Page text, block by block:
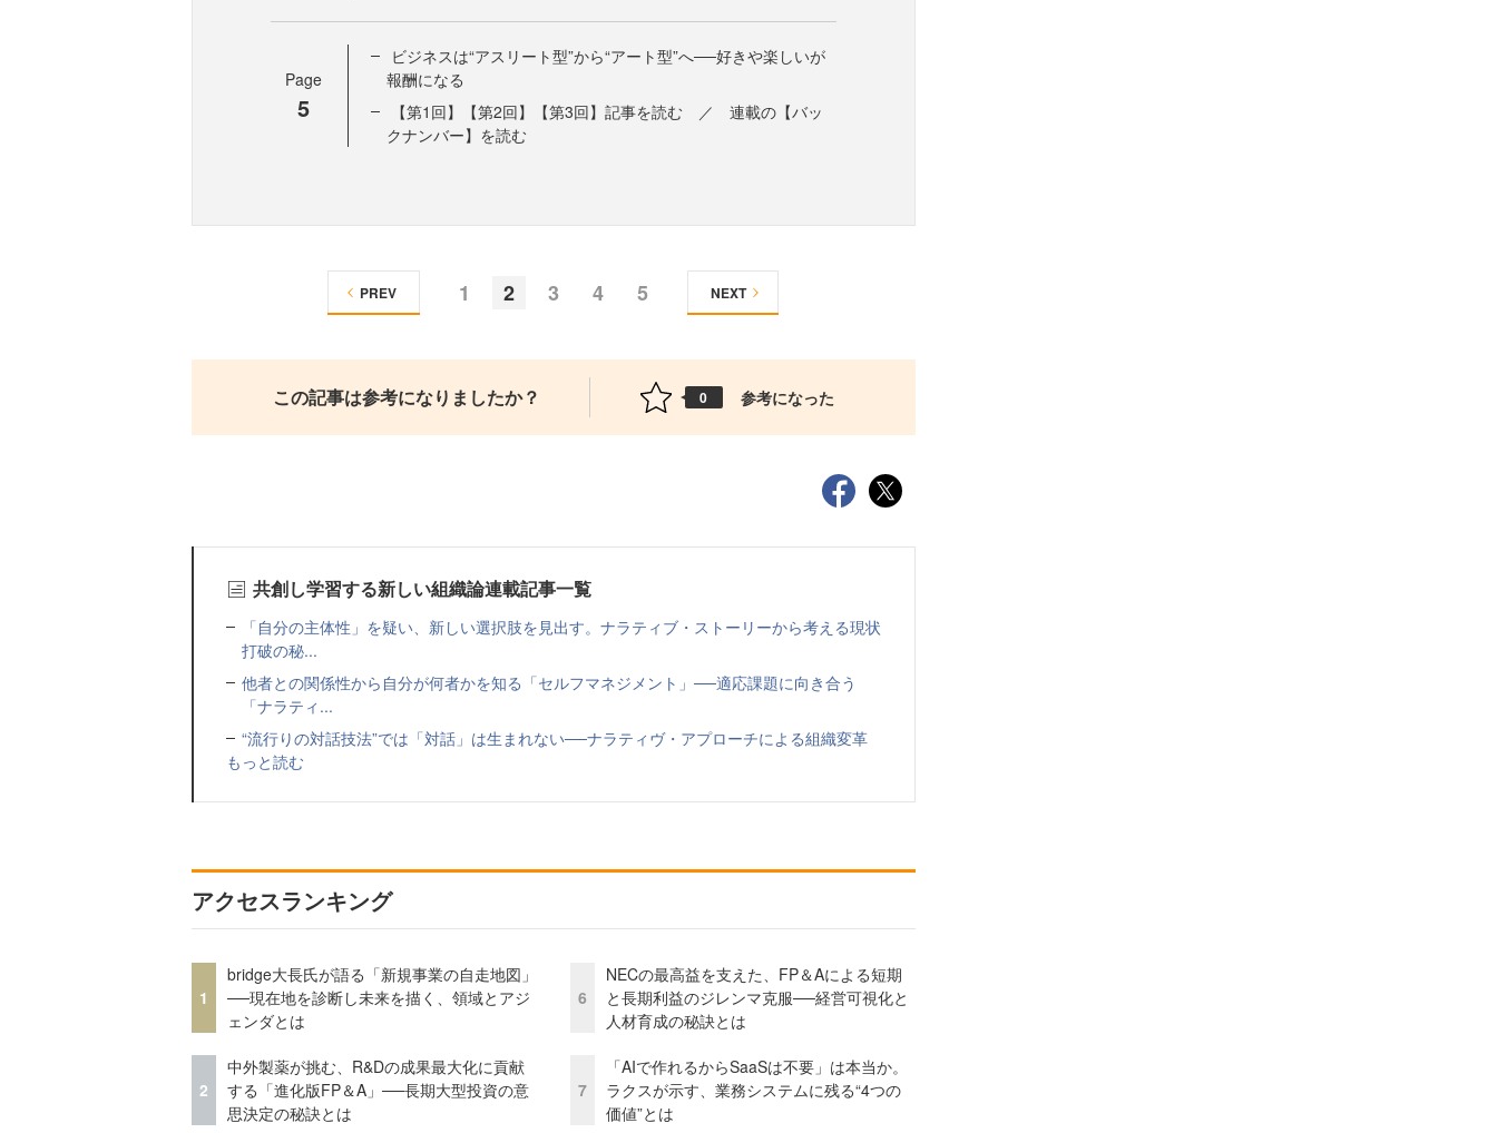
Page
5
ビジネスは“アスリート型”から“アート型”へ──好きや楽しいが
報酬になる
【第1回】【第2回】【第3回】記事を読む ／ 連載の【バッ
クナンバー】を読む
1 2 3 4 5
PREV NEXT
この記事は参考になりましたか？ 0 参考になった
共創し学習する新しい組織論連載記事一覧
「自分の主体性」を疑い、新しい選択肢を見出す。ナラティブ・ストーリーから考える現状
打破の秘...
他者との関係性から自分が何者かを知る「セルフマネジメント」──適応課題に向き合う
「ナラティ...
“流行りの対話技法”では「対話」は生まれない──ナラティヴ・アプローチによる組織変革
もっと読む
アクセスランキング
1
bridge大長氏が語る「新規事業の自走地図」
──現在地を診断し未来を描く、領域とアジ
ェンダとは
2
中外製薬が挑む、R&Dの成果最大化に貢献
する「進化版FP＆A」──長期大型投資の意
思決定の秘訣とは
6
NECの最高益を支えた、FP＆Aによる短期
と長期利益のジレンマ克服──経営可視化と
人材育成の秘訣とは
7
「AIで作れるからSaaSは不要」は本当か。
ラクスが示す、業務システムに残る“4つの
価値”とは